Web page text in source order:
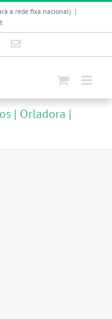
a rede fixa nacional) |
Email
publicado)
Orladora